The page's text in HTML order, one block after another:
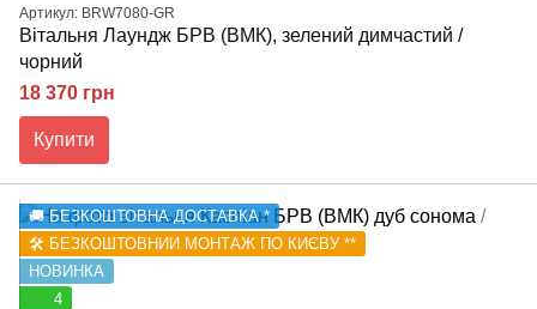
Артикул: BRW7080-GR
Вітальня Лаундж БРВ (ВМК), зелений димчастий /
чорний
18 370 грн
Купити
🚚 БЕЗКОШТОВНА ДОСТАВКА *
🛠️ БЕЗКОШТОВНИЙ МОНТАЖ ПО КИЄВУ **
НОВИНКА
4